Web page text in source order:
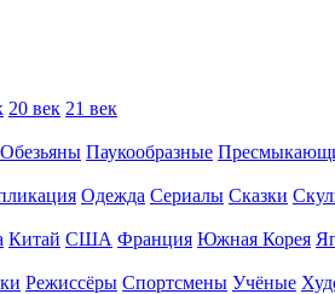
20 век 21 век
Обезьяны Паукообразные
Одежда Сериалы Сказки
Китай США Франция Южная Корея
Режиссёры Спортсмены Учёные